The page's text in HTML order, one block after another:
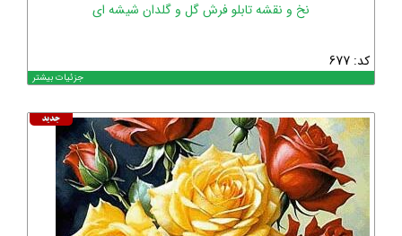
نخ و نقشه تابلو فرش گل و گلدان شیشه ای
کد: 677
جزئیات بیشتر